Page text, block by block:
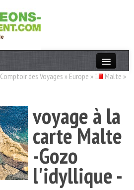
Comptoir des Voyages » Europe » Malte »
voyage à la
carte Malte
-Gozo
l'idyllique -